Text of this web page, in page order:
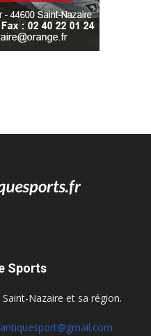
Sports
Nazaire et sa région.